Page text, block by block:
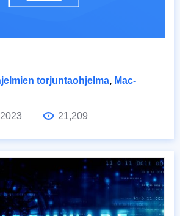
torjuntaohjelma, Mac-
21,209